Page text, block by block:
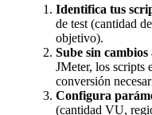
Identifica tus
de test (cantidad
objetivo).
Sube sin
JMeter, los scripts
conversión
Configura
(cantidad VU,